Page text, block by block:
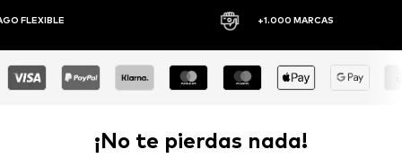
FLEXIBLE +1.000 MARCAS
¡No te pierdas nada!